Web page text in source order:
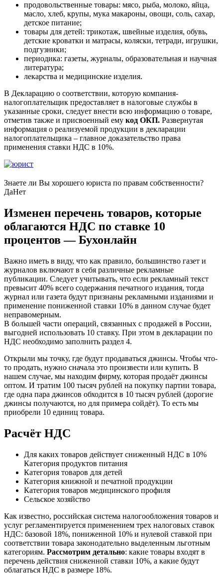
продовольственные товары: мясо, рыба, молоко, яйца,
масло, хлеб, крупы, мука макароны, овощи, соль, сахар,
детское питание;
товары для детей: трикотаж, швейные изделия, обувь,
детские кроватки и матрасы, коляски, тетради, игрушки,
подгузники;
периодика: газеты, журналы, образовательная и научная
литература;
лекарства и медицинские изделия.
В Декларацию о соответствии, которую компания-
налогоплательщик предоставляет в налоговые службы в
указанные сроки, следует внести всю информацию о товаре,
отметив также и присвоенный ему код ОКП. Развернутая
информация о реализуемой продукции в декларации
налогоплательщика – главное доказательство права
применения ставки НДС в 10%.
Знаете ли Вы хорошего юриста по правам собственности?
ДаНет
Изменен перечень товаров, которые
облагаются НДС по ставке 10
процентов — Бухонлайн
Важно иметь в виду, что как правило, большинство газет и
журналов включают в себя различные рекламные
публикации. Следует учитывать, что если рекламный текст
превысит 40% всего содержания печатного издания, тогда
журнал или газета будут признаны рекламными изданиями и
применение пониженной ставки 10% в данном случае будет
неправомерным.
В большей части операций, связанных с продажей в России,
выгодней использовать 10 ставку. При этом в декларации по
НДС необходимо заполнить раздел 4.
Открыли мы точку, где будут продаваться джинсы. Чтобы что-
то продать, нужно сначала это произвести или купить. В
нашем случае, мы находим фирму, которая продаёт джинсы
оптом. И тратим 100 тысяч рублей на покупку партии товара,
где одна пара джинсов обходится в 10 тысяч рублей (дорогие
джинсы получаются, но для примера сойдёт). То есть мы
приобрели 10 единиц товара.
Расчёт НДС
Для каких товаров действует сниженный НДС в 10%
Категория продуктов питания
Категория товаров для детей
Категория книжной и печатной продукции
Категория товаров медицинского профиля
Сельское хозяйство
Как известно, российская система налогообложения товаров и
услуг регламентируется применением трех налоговых ставок
НДС: базовой 18%, пониженной 10% и нулевой ставкой при
соответствии товара законодательно выделенным льготным
категориям. Рассмотрим детально: какие товары входят в
перечень действия cниженной ставки 10%, а какие будут
облагаться НДС в размере 18%.